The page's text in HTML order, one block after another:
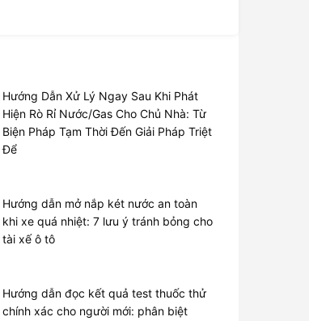
Hướng Dẫn Xử Lý Ngay Sau Khi Phát
Hiện Rò Rỉ Nước/Gas Cho Chủ Nhà: Từ
Biện Pháp Tạm Thời Đến Giải Pháp Triệt
Để
Hướng dẫn mở nắp két nước an toàn
khi xe quá nhiệt: 7 lưu ý tránh bỏng cho
tài xế ô tô
Hướng dẫn đọc kết quả test thuốc thử
chính xác cho người mới: phân biệt